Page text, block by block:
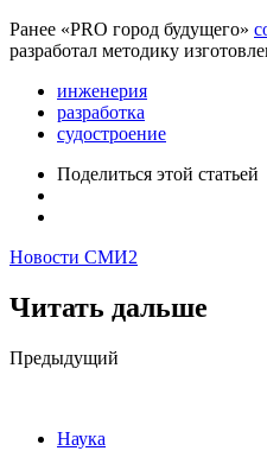
Ранее «PRO город будущего»
разработал методику
инженерия
разработка
судостроение
Поделиться этой статьей
Новости СМИ2
Читать дальше
Post
Предыдущий
Наука